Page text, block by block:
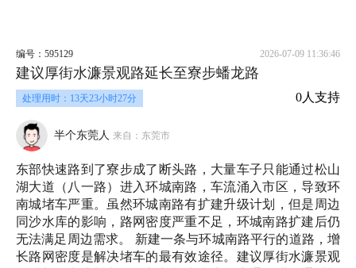
编号：595129 2026-07-09 11:36:46
建议厚街水濂景观路延长至寮步蟠龙路
处理用时：13天23小时27分 0人支持
半个东莞人 来自：东莞市
东部快速路到了寮步成了断头路，大量车子只能通过松山
湖大道（八一路）进入环城南路，车流涌入市区，导致环
南城堵车严重。虽然环城南路有扩建升级计划，但是周边
同沙水库的影响，路网密度严重不足，环城南路扩建后仍
无法满足周边需求。 新建一条与环城南路平行的道路，增
长路网密度是解决堵车的最有效途径。建议厚街水濂景观